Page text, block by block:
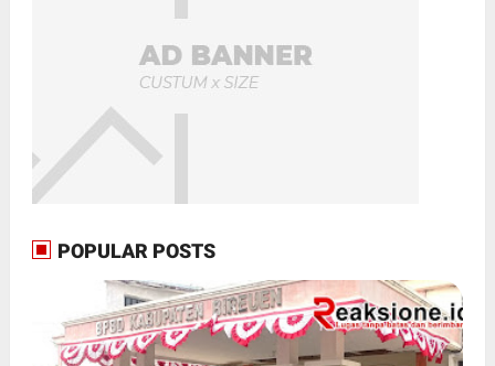
POPULAR POSTS